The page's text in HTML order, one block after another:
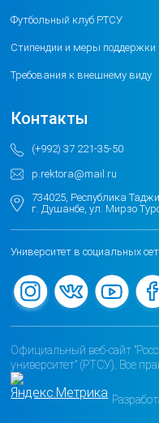
Футбольный клуб РТСУ
Стипендии и меры поддержки
Требования к внешнему виду
Контакты
(+992) 37 221-35-50
p.rektora@mail.ru
734025, Республика
г. Душанбе, ул. Мирзо
Университет в социальных
Официальный веб-сайт
университет" (РТСУ). Все